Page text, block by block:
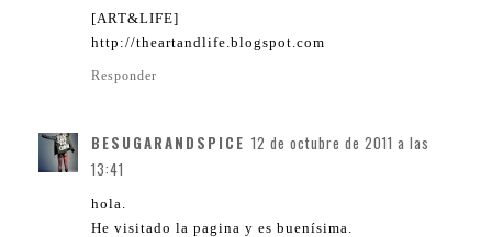
[ART&LIFE]
http://theartandlife.blogspot.com
Responder
BESUGARANDSPICE 12 de octubre de 2011 a las
13:41
hola.
He visitado la pagina y es buenísima.